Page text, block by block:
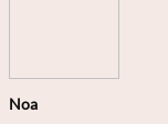
Noa